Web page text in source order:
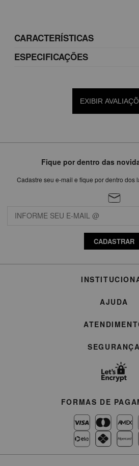
CARACTERÍSTICAS
ESPECIFICAÇÕES
EXIBIR
Fique por dentro das
Cadastre seu e-mail e fique por dentro dos
CADASTRAR
AJUDA
SEGURANÇA
FORMAS DE